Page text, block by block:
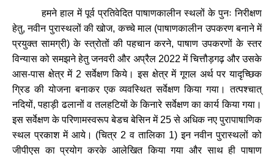
हमने हाल में पूर्व प्रतिवेदित पाषाणकालीन स्थलों के पुनः निरीक्षण
हेतु,नवीन पुरास्थलों की खोज,कच्चे माल(पाषाणकालीन उपकरण बनाने में
प्रयुक्त सामग्री)के स्त्रोतों की पहचान करने,पाषाण उपकरणों के स्तर
विन्यास को समझने हेतु जनवरी और अप्रैल 2022 में चित्तौड़गढ़ और उसके
आस-पास क्षेत्र में 2 सर्वेक्षण किये। इस क्षेत्र में गूगल अर्थ पर यादृच्छिक
ग्रिड की योजना बनाकर एक व्यवस्थित सर्वेक्षण किया गया।
तत्पश्चात्
नदियों,पहाड़ी ढलानों व तलहटियों के किनारे सर्वेक्षण का कार्य किया गया।
इस सर्वेक्षण के परिणामस्वरूप बेडच बेसिन में 25 से अधिक नए पुरापाषाणिक
स्थल प्रकाश में आये। (चित्र 2 व तालिका 1)इन नवीन पुरास्थलों को
जीपीएस का प्रयोग करके आलेखित किया गया और साथ ही पाषाण